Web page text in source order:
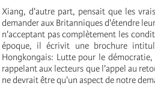
Xiang, d'autre part, pensait que les
demander aux Britanniques d'étendre
n'acceptant pas complètement les
époque, il écrivit une brochure
Hongkongais: Lutte pour le
rappelant aux lecteurs que l'appel au
ne devrait être qu'un aspect de notre